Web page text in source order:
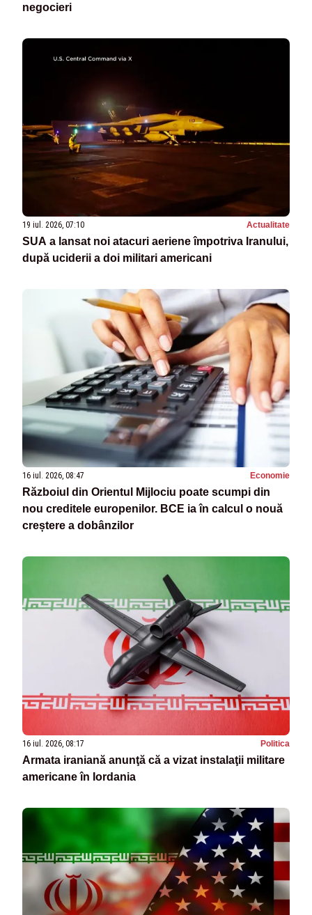
negocieri
19 iul. 2026, 07:10 Actualitate
SUA a lansat noi atacuri aeriene împotriva Iranului,
după uciderii a doi militari americani
16 iul. 2026, 08:47 Economie
Războiul din Orientul Mijlociu poate scumpi din
nou creditele europenilor. BCE ia în calcul o nouă
creștere a dobânzilor
16 iul. 2026, 08:17 Politica
Armata iraniană anunţă că a vizat instalaţii militare
americane în Iordania